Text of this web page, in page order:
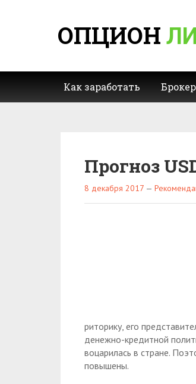
ОПЦИОН
Как заработать
Прогноз
8 декабря 2017 —
риторику, его
денежно-кредитной
воцарилась в стране.
повышены.